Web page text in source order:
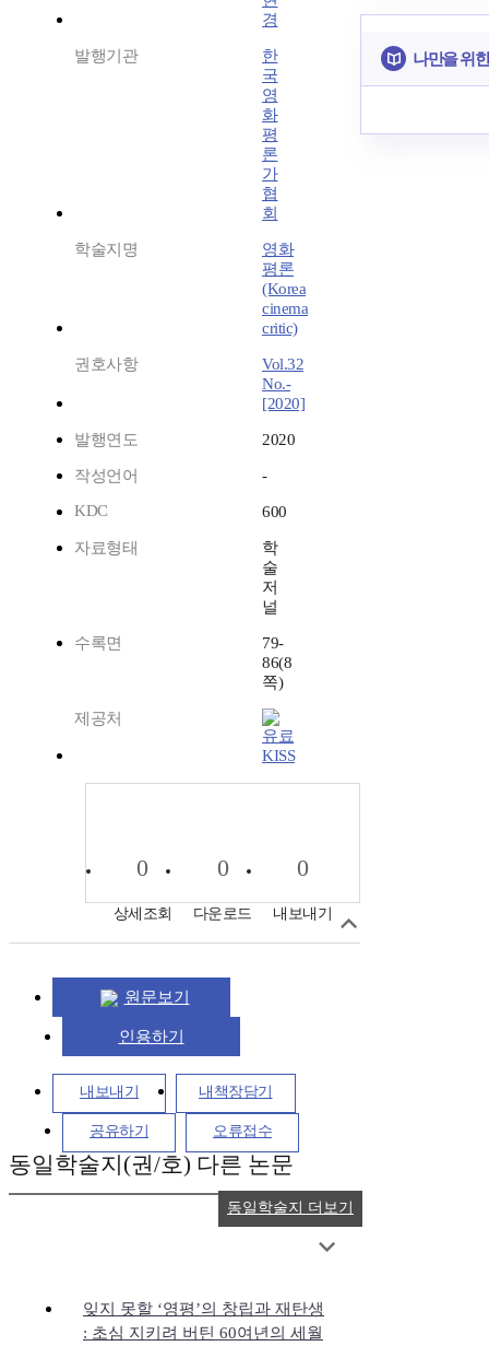
경
발행기관
한
국
영
화
평
론
가
협
회
학술지명
영화
평론
(Korea
cinema
critic)
권호사항
Vol.32
No.-
[2020]
발행연도 2020
작성언어
-
KDC
600
자료형태
학
술
저
널
수록면
79-
86(8
쪽)
제공처
KISS
0
상세조회
0
다운로드
0
내보내기
원문보기
인용하기
내보내기 내책장담기
공유하기 오류접수
동일학술지(권/호) 다른 논문
잊지 못할 ‘영평’의 창립과 재탄생
: 초심 지키려 버틴 60여년의 세월
동일학술지 더보기
나만을 위